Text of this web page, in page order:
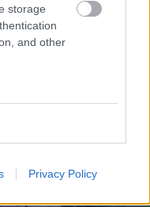
storage
and other
Privacy Policy